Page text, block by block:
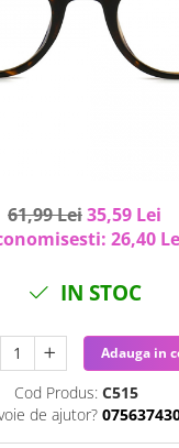
tehnice
61,99 Lei35,59 Lei
26,40
IN STOC
Adauga in
Cod Produs: C515
de ajutor?